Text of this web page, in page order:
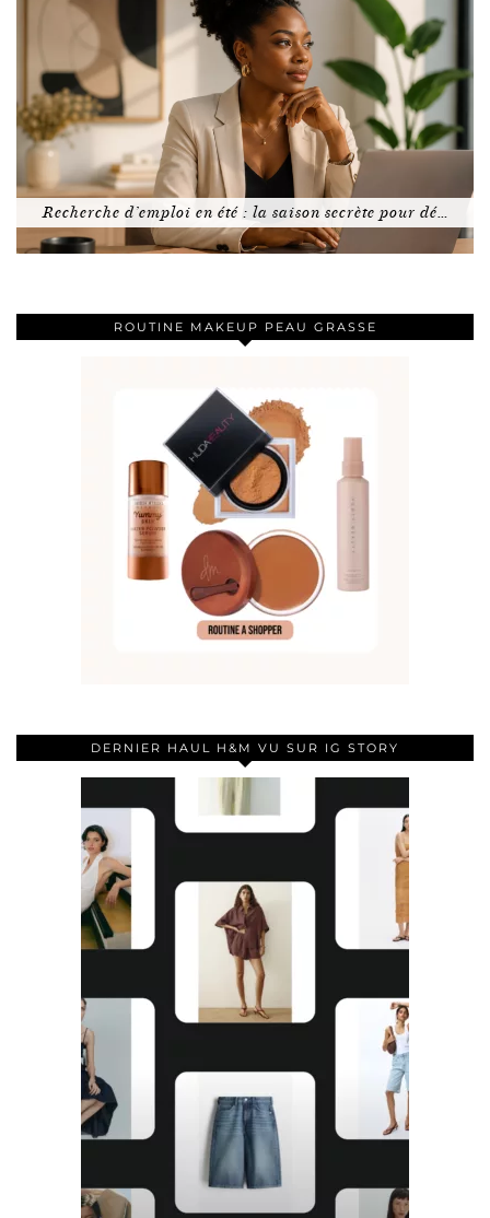
Recherche d’emploi en été : la saison secrète pour dé…
ROUTINE MAKEUP PEAU GRASSE
DERNIER HAUL H&M VU SUR IG STORY